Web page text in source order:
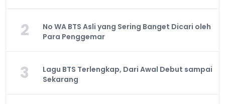
2
No WA BTS Asli yang Sering Banget Dicari oleh
Para Penggemar
3
Lagu BTS Terlengkap, Dari Awal Debut sampai
Sekarang